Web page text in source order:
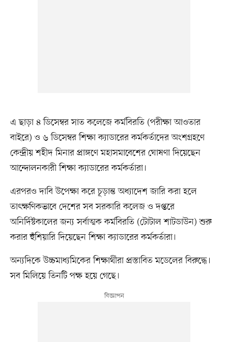
এ ছাড়া ৪ ডিসেম্বর সাত কলেজে কর্মবিরতি (পরীক্ষা আওতার
বাইরে) ও ৬ ডিসেম্বর শিক্ষা ক্যাডারের কর্মকর্তাদের অংশগ্রহণে
কেন্দ্রীয় শহীদ মিনার প্রাঙ্গণে মহাসমাবেশের ঘোষণা দিয়েছেন
আন্দোলনকারী শিক্ষা ক্যাডারের কর্মকর্তারা।
এরপরও দাবি উপেক্ষা করে চূড়ান্ত অধ্যাদেশ জারি করা হলে
তাৎক্ষণিকভাবে দেশের সব সরকারি কলেজ ও দপ্তরে
অনির্দিষ্টকালের জন্য সর্বাত্মক কর্মবিরতি (টোটাল শাটডাউন) শুরু
করার হুঁশিয়ারি দিয়েছেন শিক্ষা ক্যাডারের কর্মকর্তারা।
অন্যদিকে উচ্চমাধ্যমিকের শিক্ষার্থীরা প্রস্তাবিত মডেলের বিরুদ্ধে।
সব মিলিয়ে তিনটি পক্ষ হয়ে গেছে।